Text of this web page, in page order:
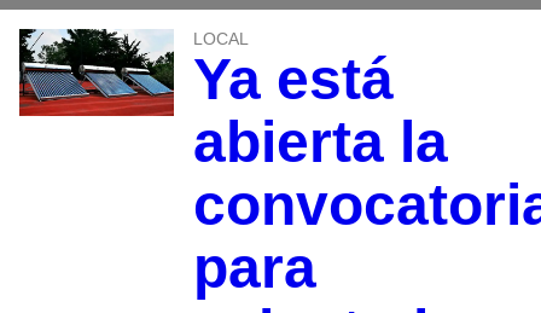
LOCAL
Ya está
abierta la
para